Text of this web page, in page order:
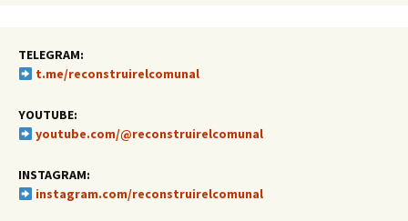
TELEGRAM:
t.me/reconstruirelcomunal
YOUTUBE:
youtube.com/@reconstruirelcomunal
INSTAGRAM:
instagram.com/reconstruirelcomunal